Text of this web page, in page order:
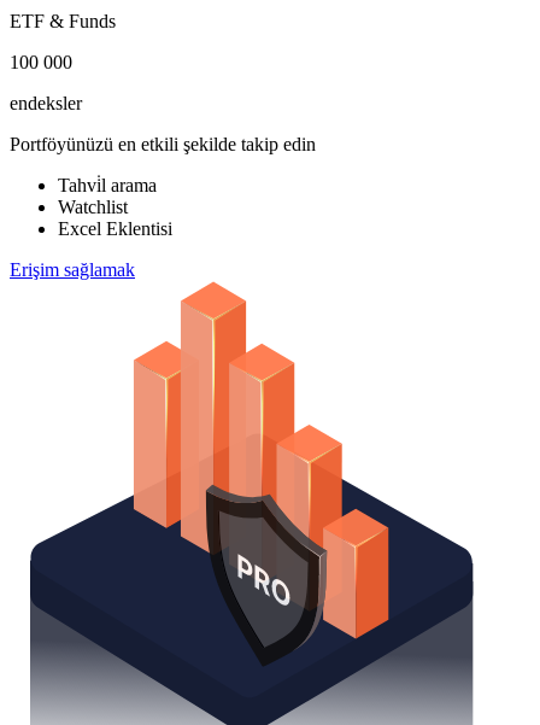
ETF & Funds
100 000
endeksler
Portföyünüzü en etkili şekilde takip edin
Tahvi̇l arama
Watchlist
Excel Eklentisi
Erişim sağlamak